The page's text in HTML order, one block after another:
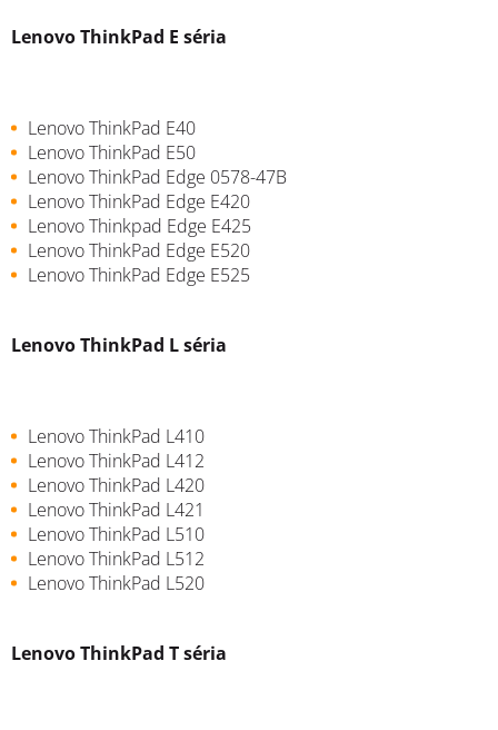
Lenovo ThinkPad E séria
Lenovo ThinkPad E40
Lenovo ThinkPad E50
Lenovo ThinkPad Edge 0578-47B
Lenovo ThinkPad Edge E420
Lenovo Thinkpad Edge E425
Lenovo ThinkPad Edge E520
Lenovo ThinkPad Edge E525
Lenovo ThinkPad L séria
Lenovo ThinkPad L410
Lenovo ThinkPad L412
Lenovo ThinkPad L420
Lenovo ThinkPad L421
Lenovo ThinkPad L510
Lenovo ThinkPad L512
Lenovo ThinkPad L520
Lenovo ThinkPad T séria